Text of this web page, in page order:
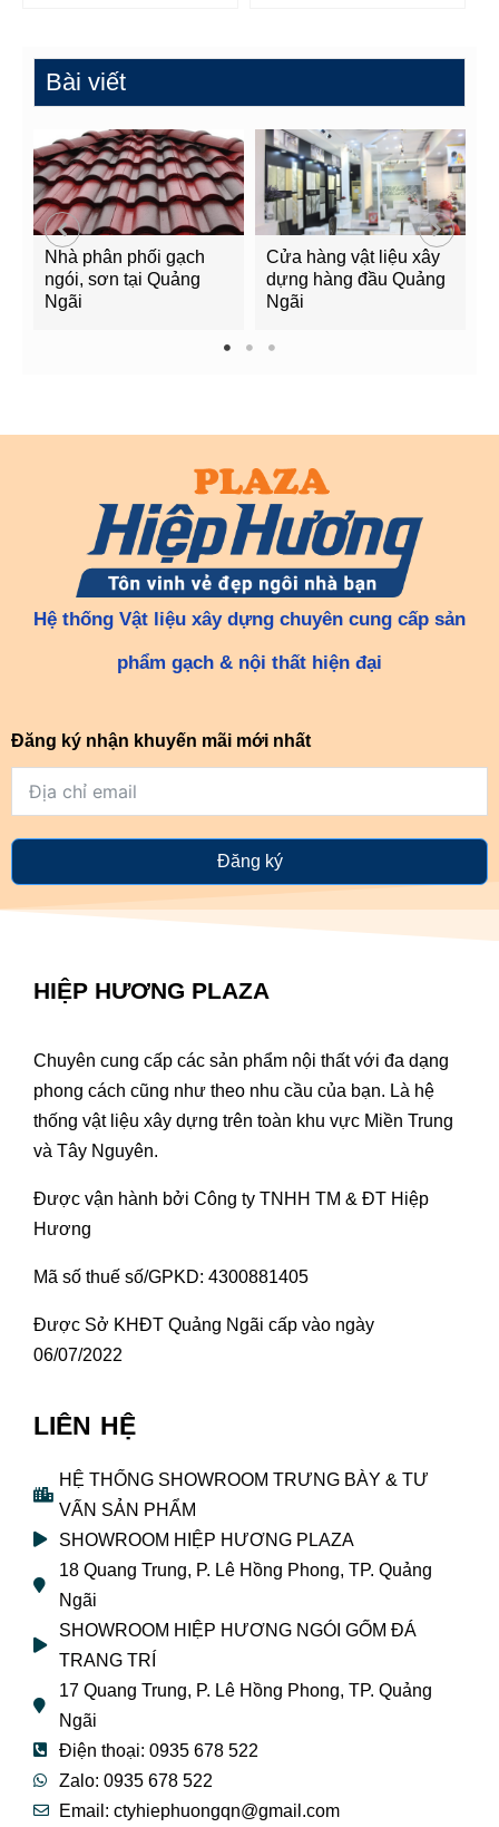
Bài viết
Nhà phân phối gạch
ngói, sơn tại Quảng
Ngãi
Cửa hàng vật liệu xây
dựng hàng đầu Quảng
Ngãi
1 2 3
Hệ thống Vật liệu xây dựng chuyên cung cấp sản
phẩm gạch & nội thất hiện đại
Đăng ký nhận khuyến mãi mới nhất
Đăng ký
HIỆP HƯƠNG PLAZA
Chuyên cung cấp các sản phẩm nội thất với đa dạng
phong cách cũng như theo nhu cầu của bạn. Là hệ
thống vật liệu xây dựng trên toàn khu vực Miền Trung
và Tây Nguyên.
Được vận hành bởi Công ty TNHH TM & ĐT Hiệp
Hương
Mã số thuế số/GPKD: 4300881405
Được Sở KHĐT Quảng Ngãi cấp vào ngày
06/07/2022
LIÊN HỆ
HỆ THỐNG SHOWROOM TRƯNG BÀY & TƯ
VẤN SẢN PHẨM
SHOWROOM HIỆP HƯƠNG PLAZA
18 Quang Trung, P. Lê Hồng Phong, TP. Quảng
Ngãi
SHOWROOM HIỆP HƯƠNG NGÓI GỐM ĐÁ
TRANG TRÍ
17 Quang Trung, P. Lê Hồng Phong, TP. Quảng
Ngãi
Điện thoại: 0935 678 522
Zalo: 0935 678 522
Email: ctyhiephuongqn@gmail.com